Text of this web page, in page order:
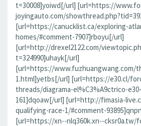
t=30008]yoiwd[/url] [url=https://
joyingauto.com/
[url=https://canucklist.ca/exploring-
homes/#comment-7907]rboyu[/url]
[url=http://drexel2122.com/
t=324990]uhayk[/url]
[url=https://www.fuzhuangwang.com/
1.html]yetbs[/url] [url=https://e30.cl/
threads/diagrama-el%C3%A9ctrico-
161]dqoaw[/url] [url=http://fimasia-
qualifying-race-1/#comment-
[url=https://xn--nlq360k.xn--cksr0a.tw/